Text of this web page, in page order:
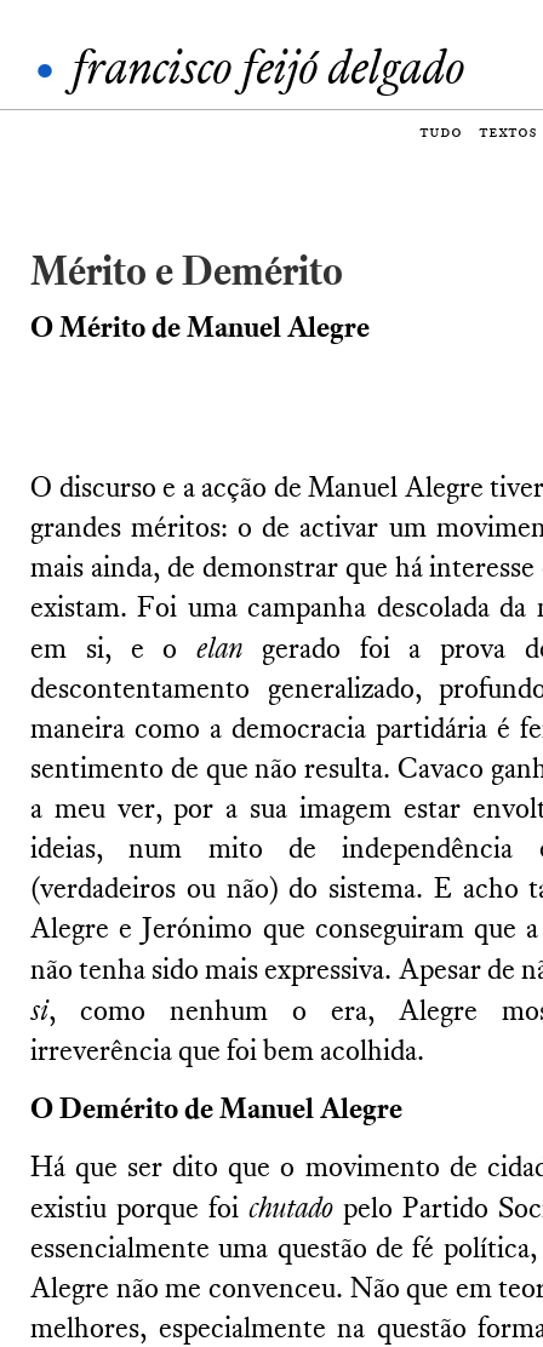
• francisco feijó delgado
tudo textos
Mérito e Demérito
O Mérito de Manuel Alegre
O discurso e a acção de Manuel Alegre
grandes méritos: o de activar um
mais ainda, de demonstrar que há
existam. Foi uma campanha descolada da
em si, e o elan gerado foi a prova
descontentamento generalizado,
maneira como a democracia partidária é
sentimento de que não resulta. Cavaco
a meu ver, por a sua imagem estar
ideias, num mito de independência
(verdadeiros ou não) do sistema. E acho
Alegre e Jerónimo que conseguiram que
não tenha sido mais expressiva. Apesar de
si, como nenhum o era, Alegre
irreverência que foi bem acolhida.
O Demérito de Manuel Alegre
Há que ser dito que o movimento de
existiu porque foi chutado pelo Partido
essencialmente uma questão de fé
Alegre não me convenceu. Não que em
melhores, especialmente na questão